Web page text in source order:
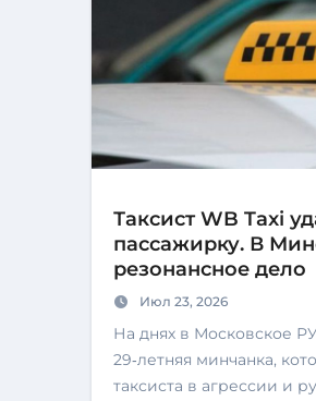
Таксист WB Taxi
пассажирку. В
резонансное дело
Июл 23, 2026
На днях в Московское РУВД обратилась
29‑летняя минчанка,
таксиста в агрессии и